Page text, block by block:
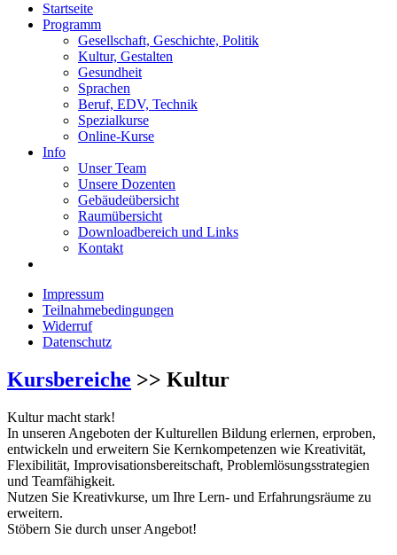
Startseite
Programm
Gesellschaft, Geschichte, Politik
Kultur, Gestalten
Gesundheit
Sprachen
Beruf, EDV, Technik
Spezialkurse
Online-Kurse
Info
Unser Team
Unsere Dozenten
Gebäudeübersicht
Raumübersicht
Downloadbereich und Links
Kontakt
Impressum
Teilnahmebedingungen
Widerruf
Datenschutz
Kursbereiche >> Kultur
Kultur macht stark!
In unseren Angeboten der Kulturellen Bildung erlernen, erproben,
entwickeln und erweitern Sie Kernkompetenzen wie Kreativität,
Flexibilität, Improvisationsbereitschaft, Problemlösungsstrategien
und Teamfähigkeit.
Nutzen Sie Kreativkurse, um Ihre Lern- und Erfahrungsräume zu
erweitern.
Stöbern Sie durch unser Angebot!